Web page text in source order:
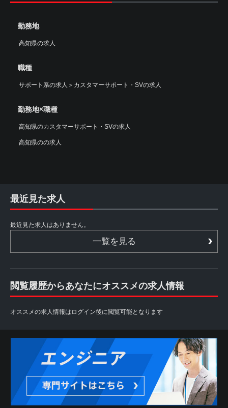
勤務地
高知県の求人
職種
サポート系の求人 ＞ カスタマーサポート・SVの求人
勤務地×職種
高知県のカスタマーサポート・SVの求人
高知県のの求人
最近見た求人
最近見た求人はありません。
一覧を見る
閲覧履歴からあなたにオススメの求人情報
オススメの求人情報はログイン後に閲覧可能となります